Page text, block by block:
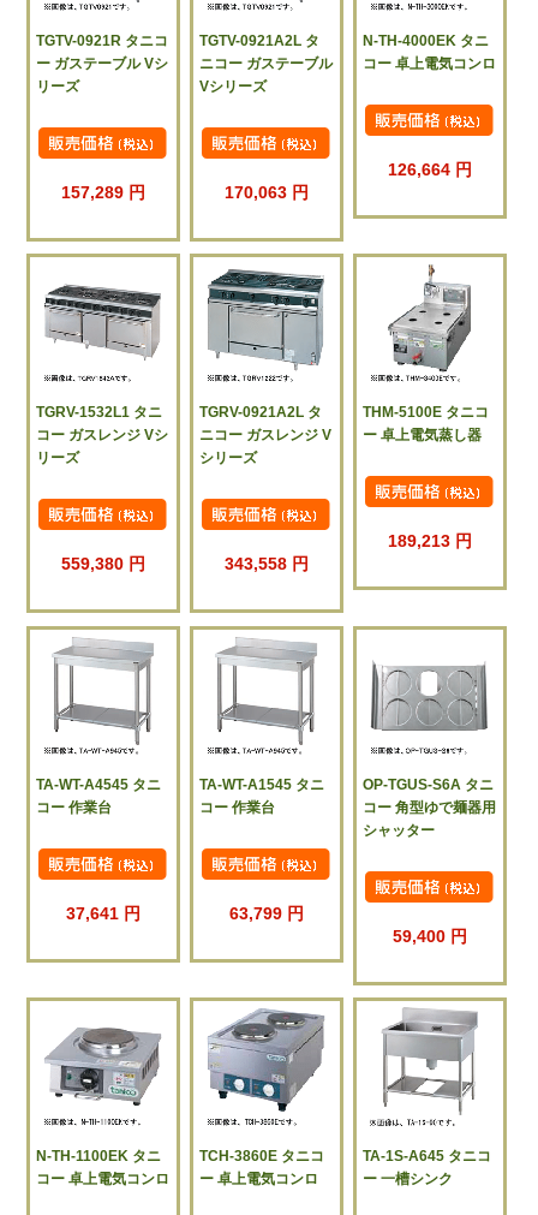
TGTV-0921R タニコ
ー ガステーブル Vシ
リーズ
157,289 円
TGTV-0921A2L タ
ニコー ガステーブル
Vシリーズ
170,063 円
N-TH-4000EK タニ
コー 卓上電気コンロ
126,664 円
TGRV-1532L1 タニ
コー ガスレンジ Vシ
リーズ
559,380 円
TGRV-0921A2L タ
ニコー ガスレンジ V
シリーズ
343,558 円
THM-5100E タニコ
ー 卓上電気蒸し器
189,213 円
TA-WT-A4545 タニ
コー 作業台
37,641 円
TA-WT-A1545 タニ
コー 作業台
63,799 円
OP-TGUS-S6A タニ
コー 角型ゆで麺器用
シャッター
59,400 円
N-TH-1100EK タニ
コー 卓上電気コンロ
TCH-3860E タニコ
ー 卓上電気コンロ
TA-1S-A645 タニコ
ー 一槽シンク